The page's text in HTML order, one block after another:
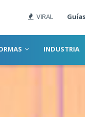
VIRAL
INDUSTRIA